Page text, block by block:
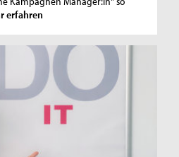
erfahren